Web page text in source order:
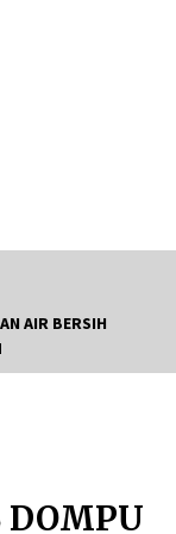
AIR BERSIH
DOMPU